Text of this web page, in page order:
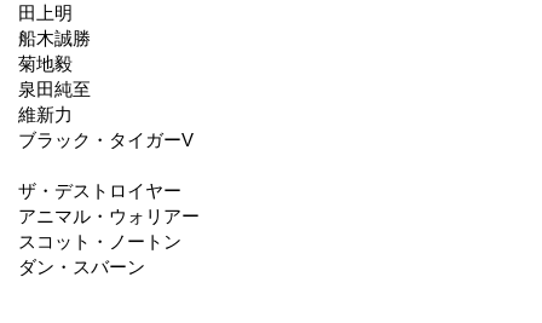
田上明
船木誠勝
菊地毅
泉田純至
維新力
ブラック・タイガーV
ザ・デストロイヤー
アニマル・ウォリアー
スコット・ノートン
ダン・スバーン